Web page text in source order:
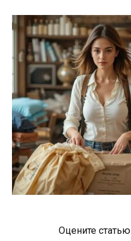
Оцените статью